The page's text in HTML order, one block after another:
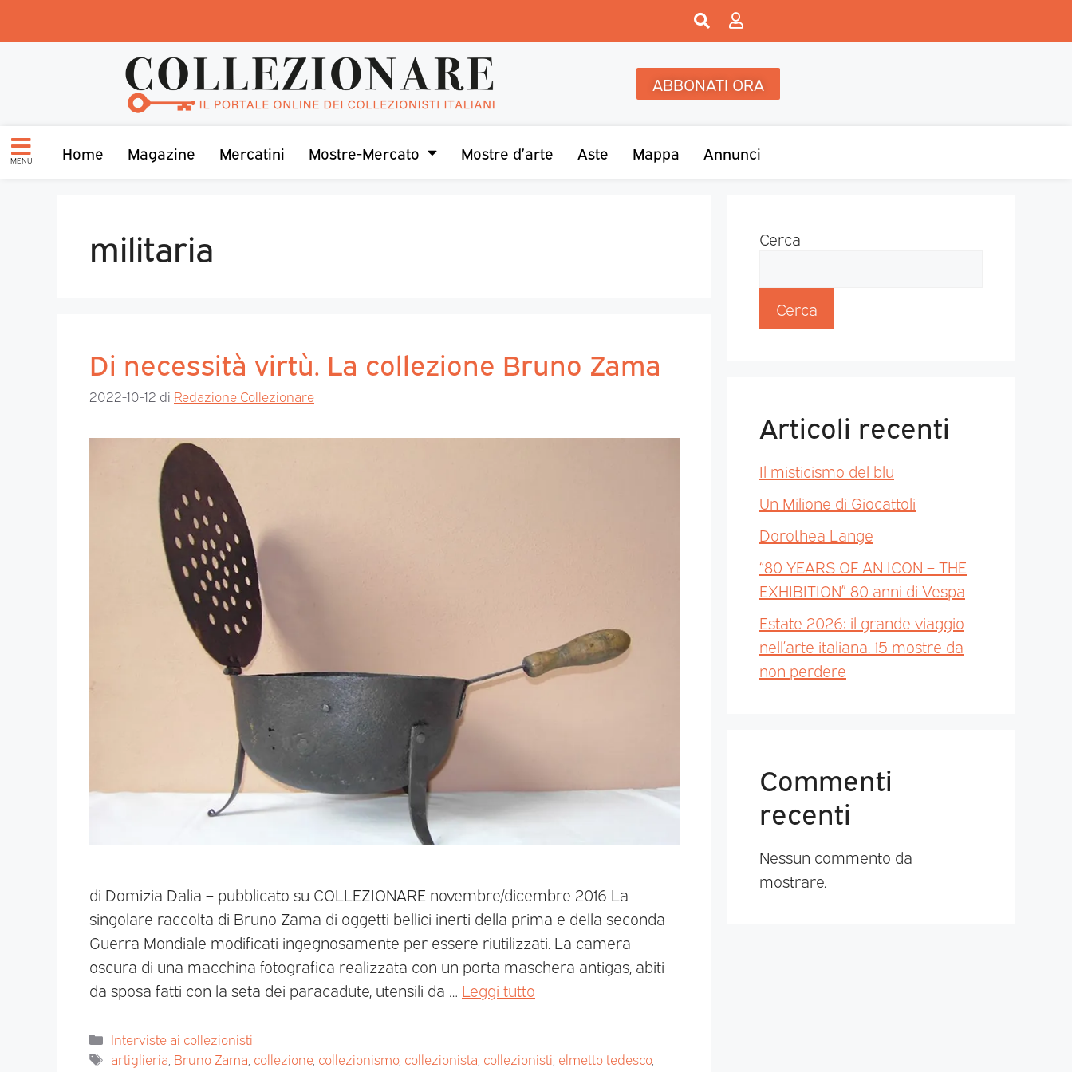
ABBONATI ORA
MENU Home Magazine Mercatini Mostre-Mercato Mostre d’arte Aste Mappa Annunci
militaria
Di necessità virtù. La collezione Bruno Zama
2022-10-12 di Redazione Collezionare
di Domizia Dalia – pubblicato su COLLEZIONARE novembre/dicembre 2016 La
singolare raccolta di Bruno Zama di oggetti bellici inerti della prima e della seconda
Guerra Mondiale modificati ingegnosamente per essere riutilizzati. La camera
oscura di una macchina fotografica realizzata con un porta maschera antigas, abiti
da sposa fatti con la seta dei paracadute, utensili da … Leggi tutto
Interviste ai collezionisti
artiglieria Bruno Zama collezione, collezionismo, collezionista collezionisti elmetto tedesco,
Cerca
Cerca
Articoli recenti
Il misticismo del blu
Un Milione di Giocattoli
Dorothea Lange
“80 YEARS OF AN ICON – THE
EXHIBITION” 80 anni di Vespa
Estate 2026: il grande viaggio
nell’arte italiana. 15 mostre da
non perdere
Commenti
recenti
Nessun commento da
mostrare.